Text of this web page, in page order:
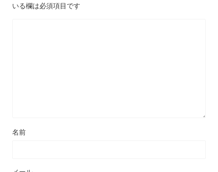
いる欄は必須項目です
名前